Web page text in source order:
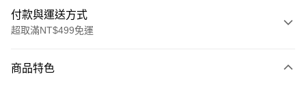
付款與運送方式
超取滿NT$499免運
信用卡一次付款
商品特色